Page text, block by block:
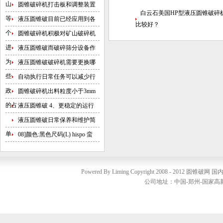
白云石美国HP型液压圆锥破碎
比较好？
山
圆锥破碎机打击板和调整装置
等
液压圆锥破目前已经应用到各
个
圆锥破碎机积极对矿山破碎机
进
液压圆锥破而破碎筛分设备作
为
液压圆锥破破碎机需要更换哪
些
自动执行日常任务可以减少行
政
圆锥破碎机出料粒度小于3mm
的占液压圆锥破 4、更稳定的运行
液压圆锥破日常保养和维护简
单
08]颜色:黑色尺码(L) hispo 蛮
Powered By Liming Copyright 2008 - 2012 圆锥破网 国
公司地址：中国-郑州-国家高